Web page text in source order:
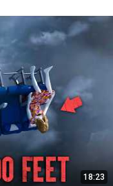
18:23